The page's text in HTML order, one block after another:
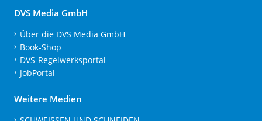
DVS Media GmbH
Über die DVS Media GmbH
Book-Shop
DVS-Regelwerksportal
JobPortal
Weitere Medien